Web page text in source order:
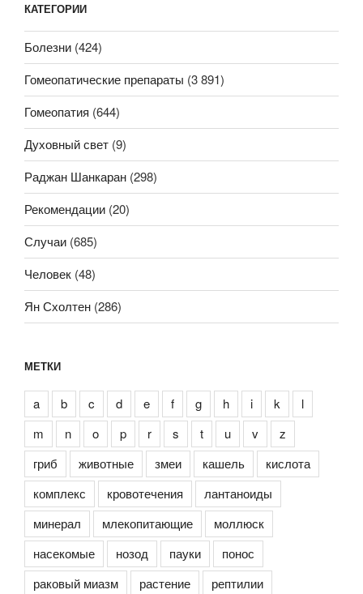
КАТЕГОРИИ
Болезни (424)
Гомеопатические препараты (3 891)
Гомеопатия (644)
Духовный свет (9)
Раджан Шанкаран (298)
Рекомендации (20)
Случаи (685)
Человек (48)
Ян Схолтен (286)
МЕТКИ
a b c d e f g h i k
l
m
n o p r s t u v
z
гриб
животные змеи кашель
кислота
комплекс
кровотечения
лантаноиды
минерал
млекопитающие
моллюск
насекомые
нозод пауки
понос
раковый миазм
растение рептилии